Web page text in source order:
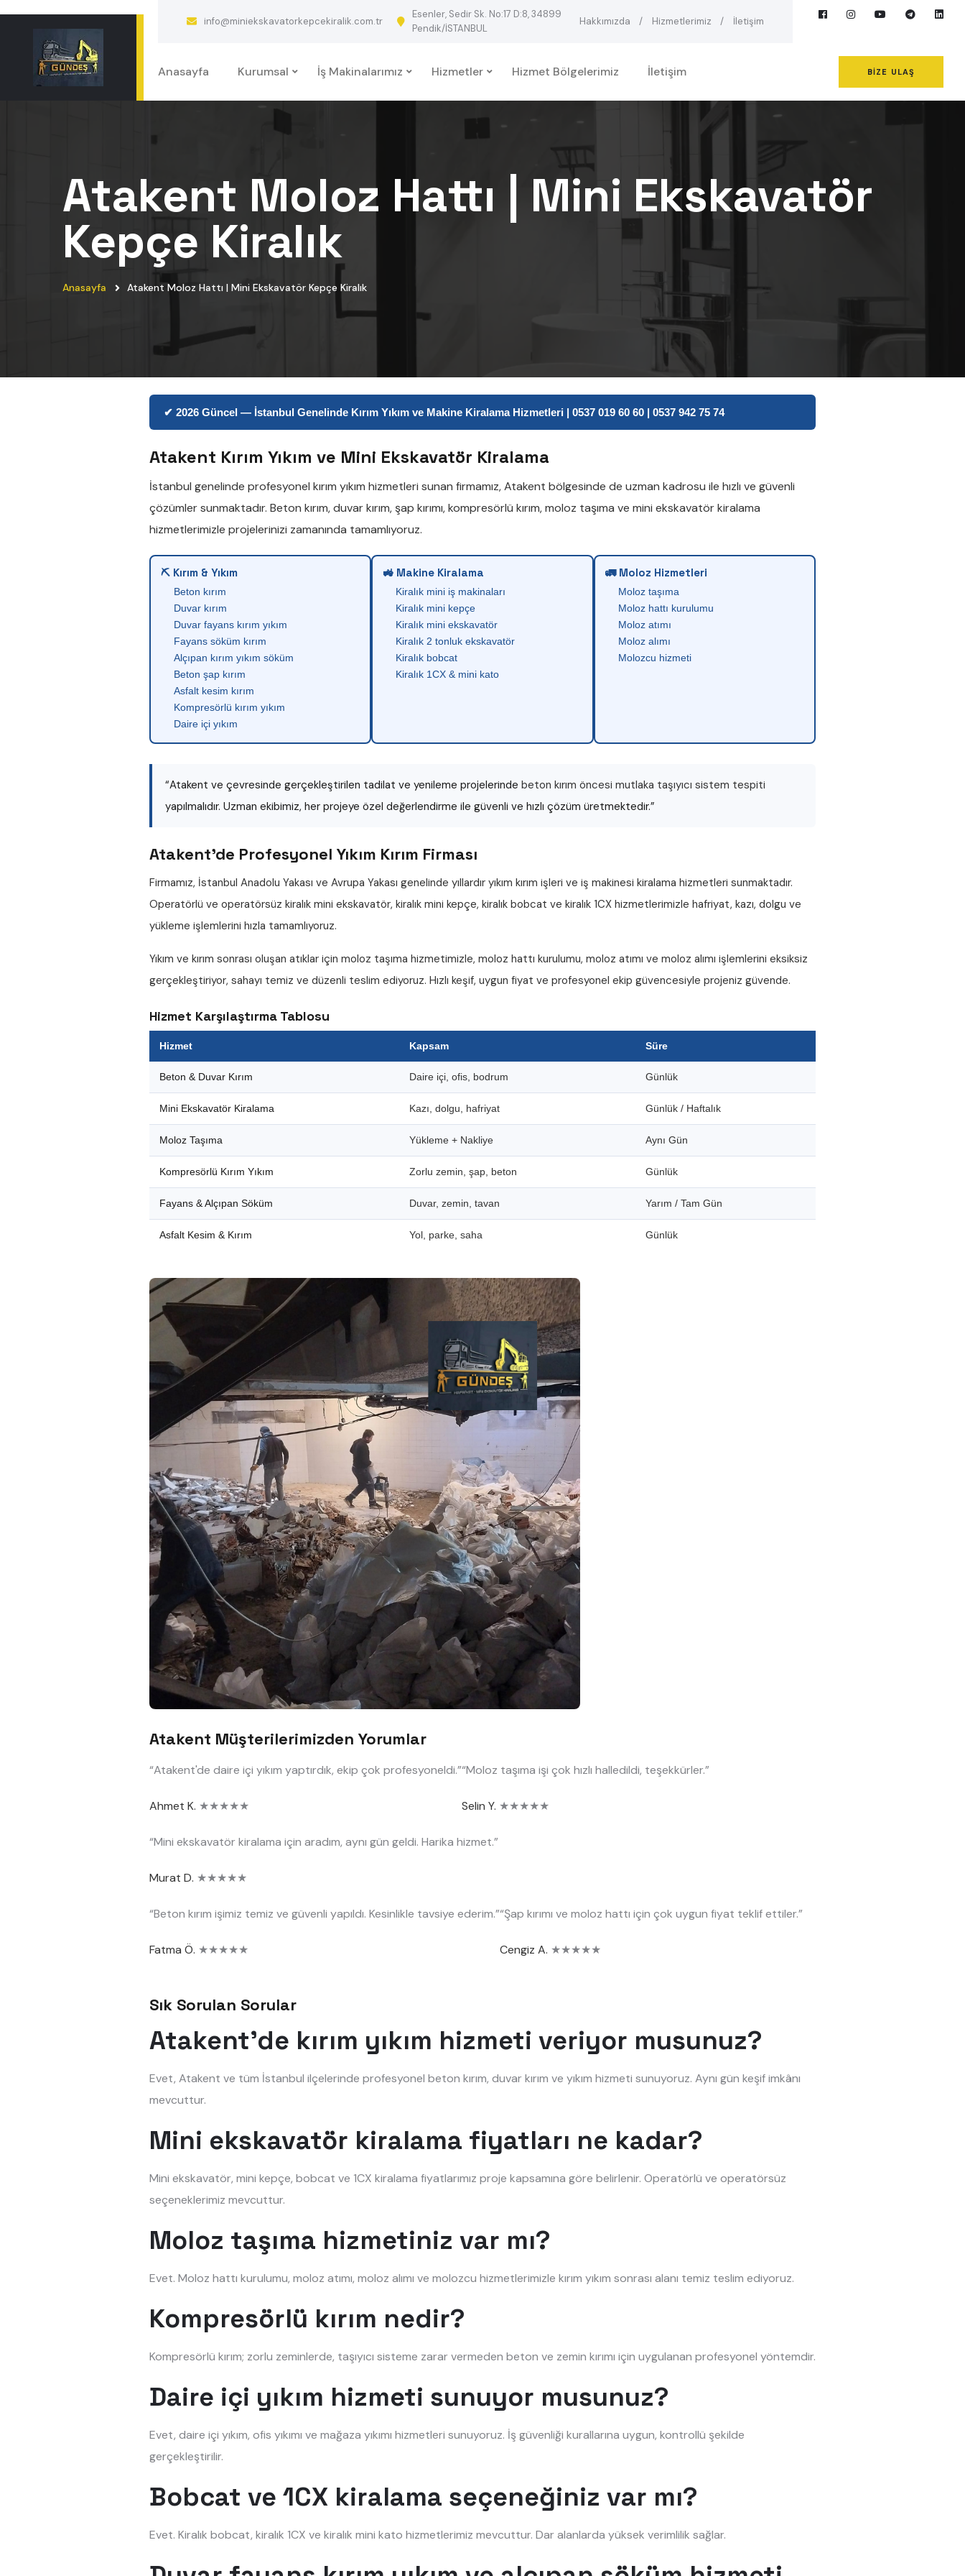
info@miniekskavatorkepcekiralik.com.tr
Esenler, Sedir Sk. No:17 D:8, 34899
Pendik/İSTANBUL
Hakkımızda Hizmetlerimiz İletişim
Anasayfa Kurumsal İş Makinalarımız Hizmetler Hizmet Bölgelerimiz İletişim BIZE ULAŞ
Atakent Moloz Hattı | Mini Ekskavatör
Kepçe Kiralık
Anasayfa Atakent Moloz Hattı | Mini Ekskavatör Kepçe Kiralık
✔ 2026 Güncel — İstanbul Genelinde Kırım Yıkım ve Makine Kiralama Hizmetleri | 0537 019 60 60 | 0537 942 75 74
Atakent Kırım Yıkım ve Mini Ekskavatör Kiralama
İstanbul genelinde profesyonel kırım yıkım hizmetleri sunan firmamız,Atakent bölgesinde de uzman kadrosu ile hızlı ve güvenli
çözümler sunmaktadır. Beton kırım,duvar kırım,şap kırımı,kompresörlü kırım,moloz taşıma ve mini ekskavatör kiralama
hizmetlerimizle projelerinizi zamanında tamamlıyoruz.
⛏ Kırım & Yıkım
Beton kırım
Duvar kırım
Duvar fayans kırım yıkım
Fayans söküm kırım
Alçıpan kırım yıkım söküm
Beton şap kırım
Asfalt kesim kırım
Kompresörlü kırım yıkım
Daire içi yıkım
🚜 Makine Kiralama
Kiralık mini iş makinaları
Kiralık mini kepçe
Kiralık mini ekskavatör
Kiralık 2 tonluk ekskavatör
Kiralık bobcat
Kiralık 1CX & mini kato
🚛 Moloz Hizmetleri
Moloz taşıma
Moloz hattı kurulumu
Moloz atımı
Moloz alımı
Molozcu hizmeti
“Atakent ve çevresinde gerçekleştirilen tadilat ve yenileme projelerinde beton kırım öncesi mutlaka taşıyıcı sistem tespiti
yapılmalıdır. Uzman ekibimiz, her projeye özel değerlendirme ile güvenli ve hızlı çözüm üretmektedir.”
Atakent'de Profesyonel Yıkım Kırım Firması
Firmamız, İstanbul Anadolu Yakası ve Avrupa Yakası genelinde yıllardır yıkım kırım işleri ve iş makinesi kiralama hizmetleri sunmaktadır.
Operatörlü ve operatörsüz kiralık mini ekskavatör, kiralık mini kepçe, kiralık bobcat ve kiralık 1CX hizmetlerimizle hafriyat, kazı, dolgu ve
yükleme işlemlerini hızla tamamlıyoruz.
Yıkım ve kırım sonrası oluşan atıklar için moloz taşıma hizmetimizle, moloz hattı kurulumu, moloz atımı ve moloz alımı işlemlerini eksiksiz
gerçekleştiriyor, sahayı temiz ve düzenli teslim ediyoruz. Hızlı keşif, uygun fiyat ve profesyonel ekip güvencesiyle projeniz güvende.
Hizmet Karşılaştırma Tablosu
Hizmet Kapsam Süre
Beton & Duvar Kırım Daire içi, ofis, bodrum Günlük
Mini Ekskavatör Kiralama Kazı, dolgu, hafriyat Günlük / Haftalık
Moloz Taşıma Yükleme + Nakliye Aynı Gün
Kompresörlü Kırım Yıkım Zorlu zemin, şap, beton Günlük
Fayans & Alçıpan Söküm Duvar, zemin, tavan Yarım / Tam Gün
Asfalt Kesim & Kırım Yol, parke, saha Günlük
Atakent Müşterilerimizden Yorumlar
“Atakent'de daire içi yıkım yaptırdık, ekip çok profesyoneldi.”
Ahmet K. ★★★★★
“Moloz taşıma işi çok hızlı halledildi, teşekkürler.”
Selin Y. ★★★★★
“Mini ekskavatör kiralama için aradım, aynı gün geldi. Harika hizmet.”
Murat D. ★★★★★
“Beton kırım işimiz temiz ve güvenli yapıldı. Kesinlikle tavsiye ederim.”
Fatma Ö. ★★★★★
“Şap kırımı ve moloz hattı için çok uygun fiyat teklif ettiler.”
Cengiz A. ★★★★★
Sık Sorulan Sorular
Atakent'de kırım yıkım hizmeti veriyor musunuz?
Evet, Atakent ve tüm İstanbul ilçelerinde profesyonel beton kırım, duvar kırım ve yıkım hizmeti sunuyoruz. Aynı gün keşif imkânı
mevcuttur.
Mini ekskavatör kiralama fiyatları ne kadar?
Mini ekskavatör, mini kepçe, bobcat ve 1CX kiralama fiyatlarımız proje kapsamına göre belirlenir. Operatörlü ve operatörsüz
seçeneklerimiz mevcuttur.
Moloz taşıma hizmetiniz var mı?
Evet. Moloz hattı kurulumu, moloz atımı, moloz alımı ve molozcu hizmetlerimizle kırım yıkım sonrası alanı temiz teslim ediyoruz.
Kompresörlü kırım nedir?
Kompresörlü kırım; zorlu zeminlerde, taşıyıcı sisteme zarar vermeden beton ve zemin kırımı için uygulanan profesyonel yöntemdir.
Daire içi yıkım hizmeti sunuyor musunuz?
Evet, daire içi yıkım, ofis yıkımı ve mağaza yıkımı hizmetleri sunuyoruz. İş güvenliği kurallarına uygun, kontrollü şekilde
gerçekleştirilir.
Bobcat ve 1CX kiralama seçeneğiniz var mı?
Evet. Kiralık bobcat, kiralık 1CX ve kiralık mini kato hizmetlerimiz mevcuttur. Dar alanlarda yüksek verimlilik sağlar.